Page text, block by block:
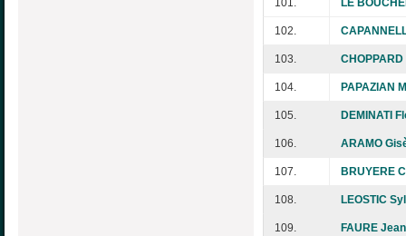
101. LE
102.
103.
104. PAPAZIAN
105. DEMINATI
106. ARAMO
107. BRUYERE
108. LEOSTIC
109. FAURE